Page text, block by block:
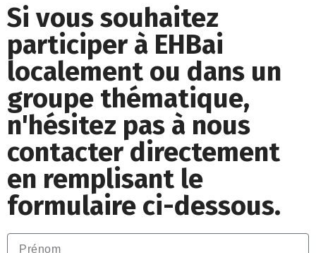
Si vous souhaitez
participer à EHBai
localement ou dans un
groupe thématique,
n'hésitez pas à nous
contacter directement
en remplisant le
formulaire ci-dessous.